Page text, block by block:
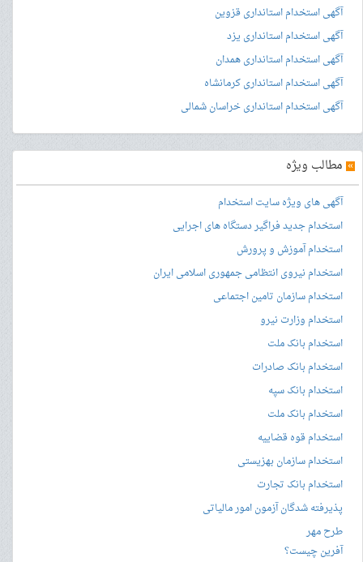
آگهی استخدام استانداری قزوین
آگهی استخدام استانداری یزد
آگهی استخدام استانداری همدان
آگهی استخدام استانداری کرمانشاه
آگهی استخدام استانداری خراسان شمالی
» مطالب ویژه
آگهی های ویژه سایت استخدام
استخدام جدید فراگیر دستگاه های اجرایی
استخدام آموزش و پرورش
استخدام نیروی انتظامی جمهوری اسلامی ایران
استخدام سازمان تامین اجتماعی
استخدام وزارت نیرو
استخدام بانک ملت
استخدام بانک صادرات
استخدام بانک سپه
استخدام بانک ملت
استخدام قوه قضاییه
استخدام سازمان بهزیستی
استخدام بانک تجارت
پذیرفته شدگان آزمون امور مالیاتی
طرح مهر
آفرین چیست؟